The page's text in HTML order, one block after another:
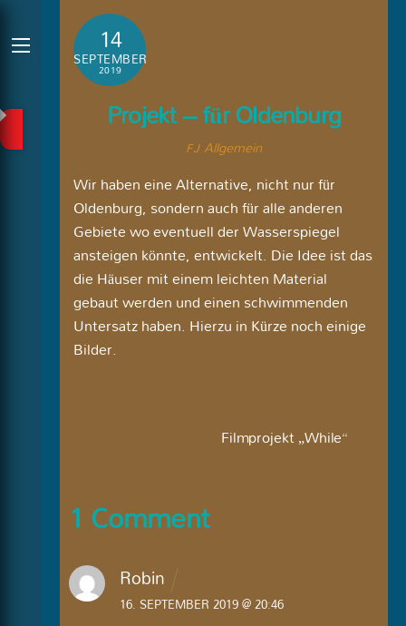
Skip
to
content
Menu 14
SEPTEMBER
2019
Projekt – für Oldenburg
FJAllgemein
Wir haben eine Alternative, nicht nur für
Oldenburg, sondern auch für alle anderen
Gebiete wo eventuell der Wasserspiegel
ansteigen könnte, entwickelt. Die Idee ist das
die Häuser mit einem leichten Material
gebaut werden und einen schwimmenden
Untersatz haben. Hierzu in Kürze noch einige
Bilder.
Filmprojekt „While“
1 Comment
Robin
16. SEPTEMBER 2019 @ 20:46